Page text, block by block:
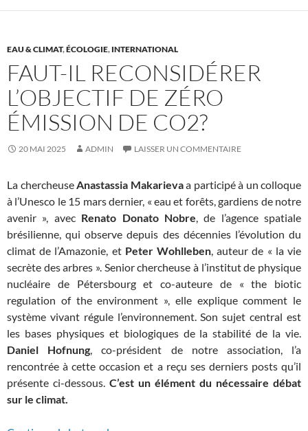
EAU & CLIMAT,ÉCOLOGIE, INTERNATIONAL
FAUT-IL RECONSIDÉRER
L’OBJECTIF DE ZÉRO
ÉMISSION DE CO2?
20 MAI 2025 ADMIN LAISSER UN COMMENTAIRE
La chercheuse Anastassia Makarievaa participé à un colloque
à l’Unesco le 15 mars dernier, « eau et forêts, gardiens de notre
avenir », avec Renato Donato Nobre , de l’agence spatiale
brésilienne, qui observe depuis des décennies l’évolution du
climat de l’Amazonie, et Peter Wohlleben , auteur de « la vie
secrète des arbres ». Senior chercheuse à l’institut de physique
nucléaire de Pétersbourg et co-auteure de « the biotic
regulation of the environment », elle explique comment le
système vivant régule l’environnement. Son sujet central est
les bases physiques et biologiques de la stabilité de la vie.
Daniel Hofnung , co-président de notre association, l’a
rencontrée à cette occasion et a reçu ses derniers posts qu’il
présente ci-dessous. C’est un élément du nécessaire débat
sur le climat.